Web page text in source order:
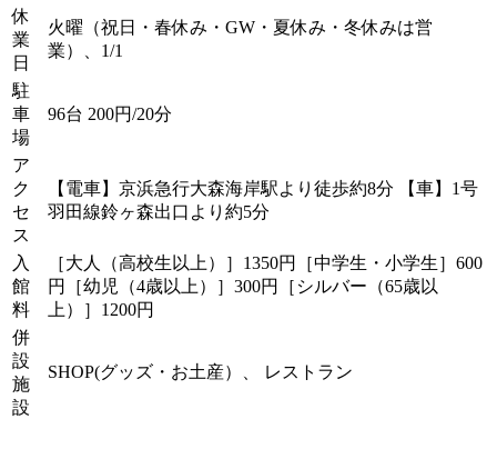
休
業
日
火曜（祝日・春休み・GW・夏休み・冬休みは営
業）、1/1
駐
車
場
96台 200円/20分
ア
ク
セ
ス
【電車】京浜急行大森海岸駅より徒歩約8分 【車】1号
羽田線鈴ヶ森出口より約5分
入
館
料
［大人（高校生以上）］1350円［中学生・小学生］600
円［幼児（4歳以上）］300円［シルバー（65歳以
上）］1200円
併
設
施
設
SHOP(グッズ・お土産）、 レストラン